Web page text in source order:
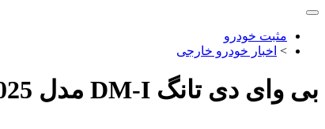
مثبت خودرو
> اخبار خودرو خارجی
بی وای دی تانگ DM-I مدل 2025هیبرید رونمایی شد